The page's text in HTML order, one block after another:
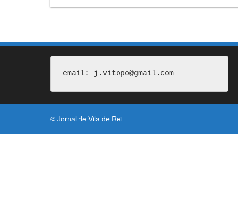
email: j.vitopo@gmail.com
© Jornal de Vila de Rei